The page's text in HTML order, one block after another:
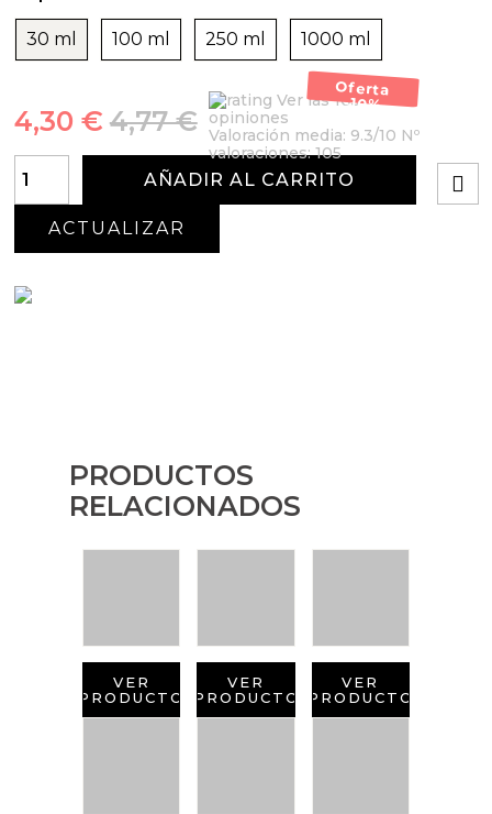
30 ml 100 ml 250 ml 1000 ml
Oferta
-10%
4,77 €
4,30 €
Ver las 105
opiniones
Valoración media: 9.3/10 Nº
valoraciones:105
AÑADIR AL CARRITO
PRODUCTOS
RELACIONADOS
VER
PRODUCTO
VER
PRODUCTO
VER
PRODUCTO